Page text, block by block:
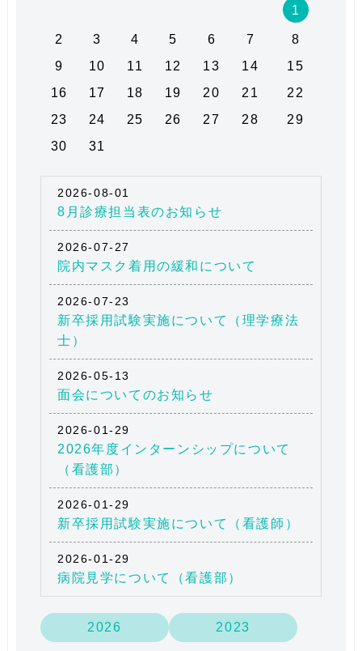
1
2 3 4 5 6 7
8
9
10 11 12 13 14
15
16
17 18 19 20 21
22
23
24 25 26 27 28
29
30
31
2026-08-01
8月診療担当表のお知らせ
2026-07-27
院内マスク着用の緩和について
2026-07-23
新卒採用試験実施について（理学療法
士）
2026-05-13
面会についてのお知らせ
2026-01-29
2026年度インターンシップについて
（看護部）
2026-01-29
新卒採用試験実施について（看護師）
2026-01-29
病院見学について（看護部）
2026 2023